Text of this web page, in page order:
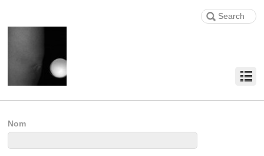
Nom